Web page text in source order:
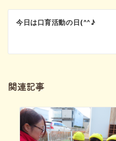
ビ
シ
今日は口育活動の日(^^♪
関連記事